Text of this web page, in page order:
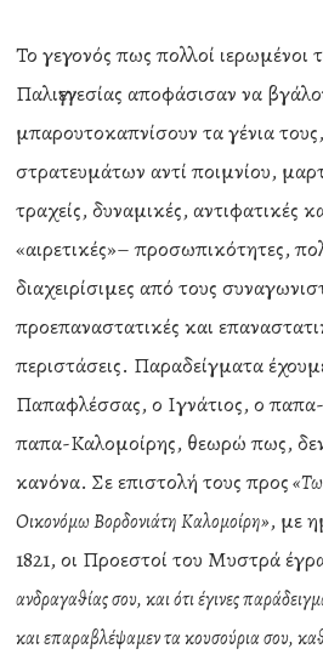
Το γεγονός πως πολλοί ιερωμένοι
Παλιγγενεσίας αποφάσισαν να
μπαρουτοκαπνίσουν τα γένια
στρατευμάτων αντί ποιμνίου,
τραχείς, δυναμικές, αντιφατικές
«αιρετικές»– προσωπικότητες,
διαχειρίσιμες από τους
προεπαναστατικές και
περιστάσεις. Παραδείγματα
Παπαφλέσσας, ο Ιγνάτιος, ο
παπα-Καλομοίρης, θεωρώ πως,
κανόνα. Σε επιστολή τους προς
Οικονόμω Βορδονιάτη Καλομοίρη», με
1821, οι Προεστοί του Μυστρά
ανδραγαθίας σου, και ότι έγινες
και επαραβλέψαμεν τα κουσούρια σου,